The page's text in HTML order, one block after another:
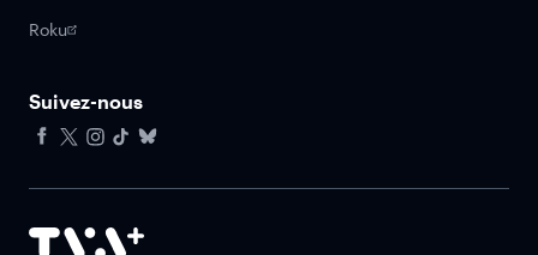
Roku
Suivez-nous